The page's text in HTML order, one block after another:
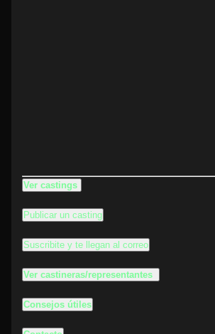
Ver castings
Publicar un casting
Suscribite y te llegan al correo
Ver castineras/representantes
Consejos útiles